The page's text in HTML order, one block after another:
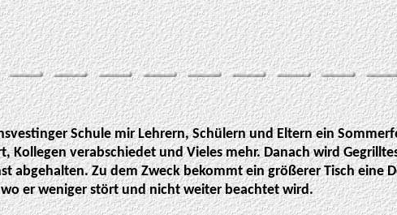
Schule mir Lehrern, Schülern und Eltern ein
Kollegen verabschiedet und Vieles mehr. Danach wird
abgehalten. Zu dem Zweck bekommt ein größerer Tisch eine
er weniger stört und nicht weiter beachtet wird.